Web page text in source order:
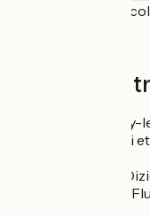
Treinen
Gare de
en TGV Inoui
Gare de St-
Inoui et TER